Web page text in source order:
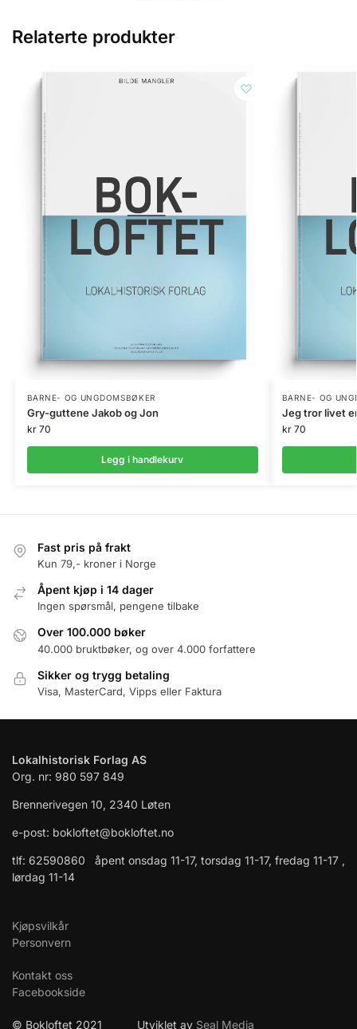
Relaterte produkter
BARNE- OG UNGDOMSBØKER
Gry-guttene Jakob og Jon
kr70
Legg i handlekurv
BARNE- OG
Jeg tror livet
kr70
Fast pris på frakt
Kun 79,- kroner i Norge
Åpent kjøp i 14 dager
Ingen spørsmål, pengene tilbake
Over 100.000 bøker
40.000 bruktbøker, og over 4.000 forfattere
Sikker og trygg betaling
Visa, MasterCard, Vipps eller Faktura
Lokalhistorisk Forlag AS
Org. nr: 980 597 849
Brennerivegen 10, 2340 Løten
e-post: bokloftet@bokloftet.no
tlf: 62590860 åpent onsdag 11-17, torsdag 11-17, fredag 11-17 ,
lørdag 11-14
Kjøpsvilkår
Personvern
Kontakt oss
Facebookside
© Bokloftet 2021 Utviklet av Seal Media